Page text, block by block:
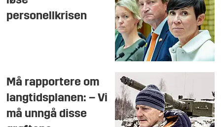
personellkrisen
Må rapportere om
langtidsplanen: – Vi
må unngå disse